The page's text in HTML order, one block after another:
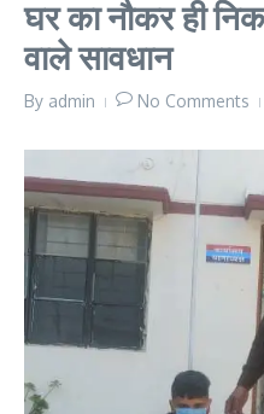
घर का नौकर‌ ही
वाले सावधान
By admin No Comments